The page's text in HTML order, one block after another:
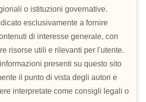
o istituzioni governative.
esclusivamente a fornire
di interesse generale, con
risorse utili e rilevanti per l'utente.
presenti su questo sito
il punto di vista degli autori e
interpretate come consigli legali o